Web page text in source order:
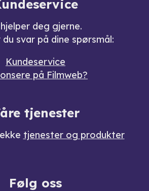
deg gjerne.
du svar på dine spørsmål:
Kundeservice
på Filmweb?
tjenester
tjenester og produkter
Følg oss